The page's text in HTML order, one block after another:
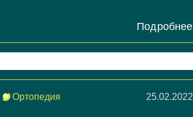
Подробнее
Ортопедия 25.02.2022